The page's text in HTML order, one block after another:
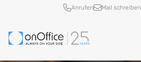
Schnellzugriff
Anrufen Mail schreiben